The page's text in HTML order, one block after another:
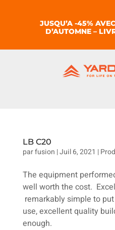
JUSQU’A -45%
D’AUTOMNE –
LB C20
parfusion |Juil 6, 2021 |
The equipment
well worth the cost.
remarkably simple to
use, excellent quality
enough.